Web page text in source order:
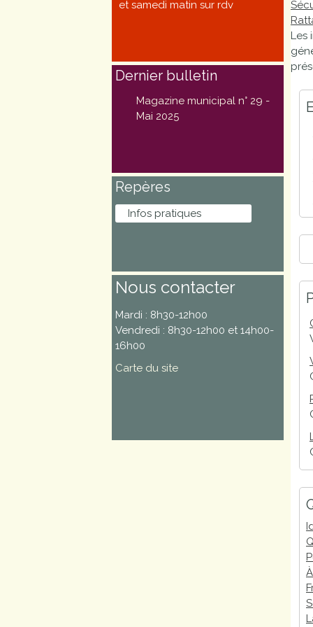
Réglementation
Démarches
Rhône
Médiathèque
Les
et samedi matin sur rdv
Dernier bulletin
Magazine municipal n° 29 -
Mai 2025
Repères
Infos pratiques
Nous contacter
Mardi : 8h30-12h00
Vendredi : 8h30-12h00 et 14h00-
16h00
Carte du site